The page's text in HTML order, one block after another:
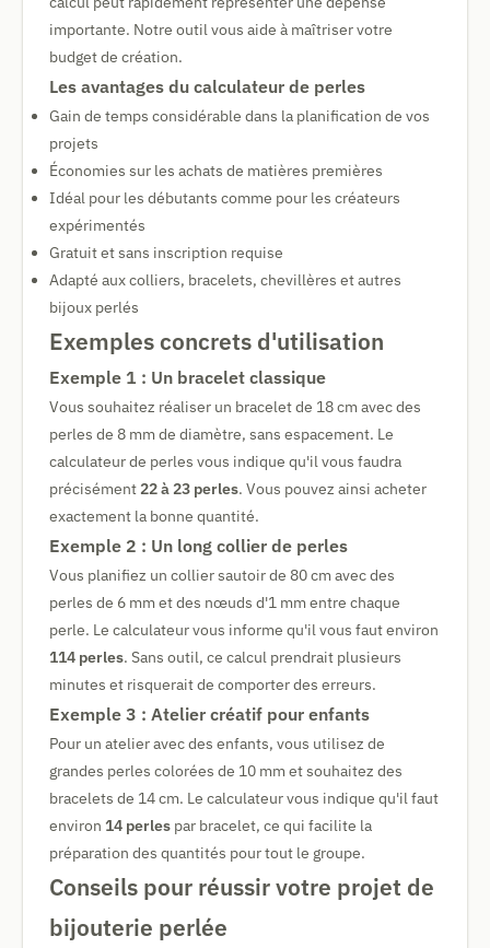
importante. Notre outil vous aide à maîtriser votre
budget de création.
Les avantages du calculateur de perles
Gain de temps considérable dans la planification de vos
projets
Économies sur les achats de matières premières
Idéal pour les débutants comme pour les créateurs
expérimentés
Gratuit et sans inscription requise
Adapté aux colliers, bracelets, chevillères et autres
bijoux perlés
Exemples concrets d'utilisation
Exemple 1 : Un bracelet classique
Vous souhaitez réaliser un bracelet de 18 cm avec des
perles de 8 mm de diamètre, sans espacement. Le
calculateur de perles vous indique qu'il vous faudra
précisément 22 à 23 perles. Vous pouvez ainsi acheter
exactement la bonne quantité.
Exemple 2 : Un long collier de perles
Vous planifiez un collier sautoir de 80 cm avec des
perles de 6 mm et des nœuds d'1 mm entre chaque
perle. Le calculateur vous informe qu'il vous faut environ
114 perles. Sans outil, ce calcul prendrait plusieurs
minutes et risquerait de comporter des erreurs.
Exemple 3 : Atelier créatif pour enfants
Pour un atelier avec des enfants, vous utilisez de
grandes perles colorées de 10 mm et souhaitez des
bracelets de 14 cm. Le calculateur vous indique qu'il faut
environ 14 perles par bracelet, ce qui facilite la
préparation des quantités pour tout le groupe.
Conseils pour réussir votre projet de
bijouterie perlée